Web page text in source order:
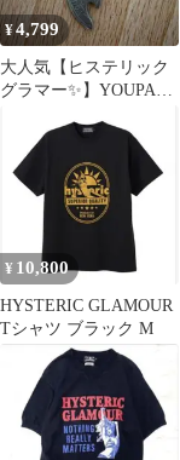
¥4,799
大人気【ヒステリック
グラマー✨】YOUPAY
アクセサリー
¥ 10,800
HYSTERIC GLAMOUR
Tシャツ ブラック M